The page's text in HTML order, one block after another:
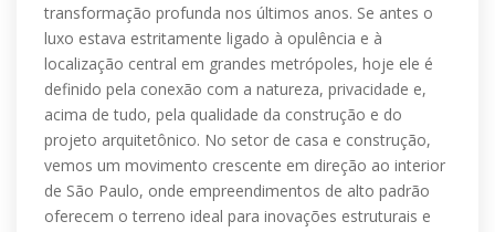
transformação profunda nos últimos anos. Se antes o
luxo estava estritamente ligado à opulência e à
localização central em grandes metrópoles, hoje ele é
definido pela conexão com a natureza, privacidade e,
acima de tudo, pela qualidade da construção e do
projeto arquitetônico. No setor de casa e construção,
vemos um movimento crescente em direção ao interior
de São Paulo, onde empreendimentos de alto padrão
oferecem o terreno ideal para inovações estruturais e